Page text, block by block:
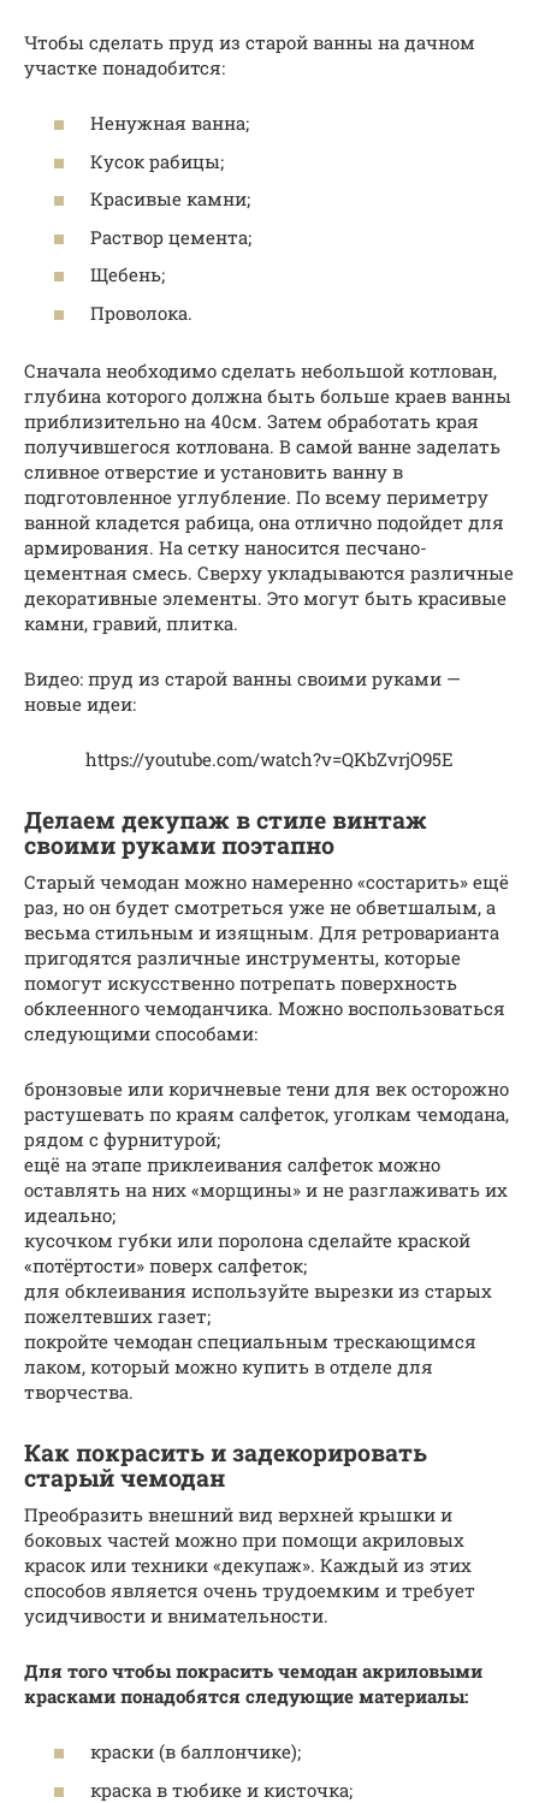
Чтобы сделать пруд из старой ванны на дачном
участке понадобится:
Ненужная ванна;
Кусок рабицы;
Красивые камни;
Раствор цемента;
Щебень;
Проволока.
Сначала необходимо сделать небольшой котлован,
глубина которого должна быть больше краев ванны
приблизительно на 40см. Затем обработать края
получившегося котлована. В самой ванне заделать
сливное отверстие и установить ванну в
подготовленное углубление. По всему периметру
ванной кладется рабица, она отлично подойдет для
армирования. На сетку наносится песчано-
цементная смесь. Сверху укладываются различные
декоративные элементы. Это могут быть красивые
камни, гравий, плитка.
Видео: пруд из старой ванны своими руками —
новые идеи:
https://youtube.com/watch?v=QKbZvrjO95E
Делаем декупаж в стиле винтаж
своими руками поэтапно
Старый чемодан можно намеренно «состарить» ещё
раз, но он будет смотреться уже не обветшалым, а
весьма стильным и изящным. Для ретроварианта
пригодятся различные инструменты, которые
помогут искусственно потрепать поверхность
обклеенного чемоданчика. Можно воспользоваться
следующими способами:
бронзовые или коричневые тени для век осторожно
растушевать по краям салфеток, уголкам чемодана,
рядом с фурнитурой;
ещё на этапе приклеивания салфеток можно
оставлять на них «морщины» и не разглаживать их
идеально;
кусочком губки или поролона сделайте краской
«потёртости» поверх салфеток;
для обклеивания используйте вырезки из старых
пожелтевших газет;
покройте чемодан специальным трескающимся
лаком, который можно купить в отделе для
творчества.
Как покрасить и задекорировать
старый чемодан
Преобразить внешний вид верхней крышки и
боковых частей можно при помощи акриловых
красок или техники «декупаж». Каждый из этих
способов является очень трудоемким и требует
усидчивости и внимательности.
Для того чтобы покрасить чемодан акриловыми
красками понадобятся следующие материалы:
краски (в баллончике);
краска в тюбике и кисточка;